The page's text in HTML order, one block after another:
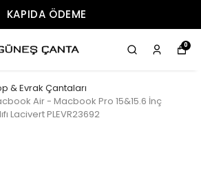
ÜCRETSIZ KARGO
0
& Evrak Çantaları
Air - Macbook Pro 15&15.6 İnç
Lacivert PLEVR23692